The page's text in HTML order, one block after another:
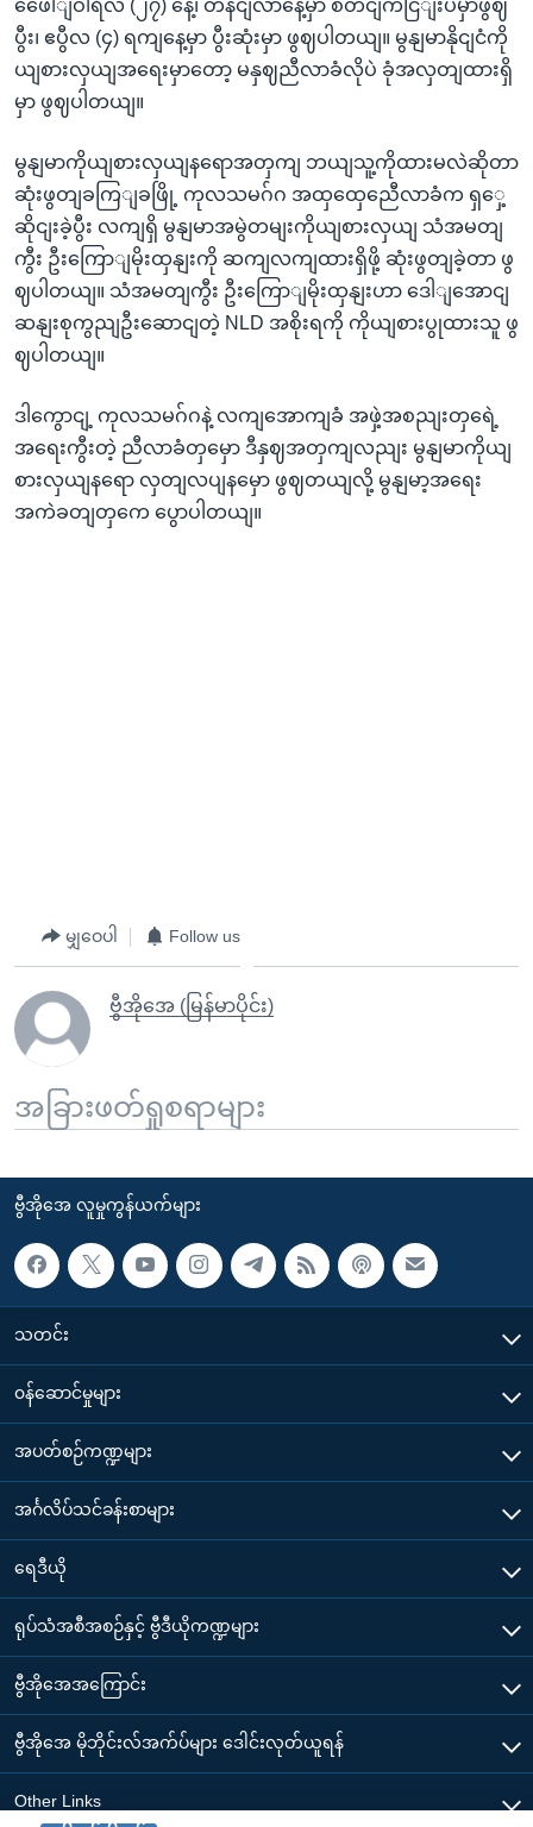
ဖေေါျဝါရီလ (၂၇) နေ့၊ တနငျ်လာနေ့မှာ စတငျကငြျးပမှာဖွဈ
ပွီး၊ ဧပွီလ (၄) ရကျနေ့မှာ ပွီးဆုံးမှာ ဖွဈပါတယျ။ မွနျမာနိုငျငံကို
ယျစားလှယျအရေးမှာတော့ မနှဈညီလာခံလိုပဲ ခုံအလှတျထားရှိ
မှာ ဖွဈပါတယျ။
မွနျမာကိုယျစားလှယျနရောအတှကျ ဘယျသူ့ကိုထားမလဲဆိုတာ
ဆုံးဖွတျခကြျခဖြို့ ကုလသမဂ်ဂ အထှထှေညေီလာခံက ရှှေ့
ဆိုငျးခဲ့ပွီး လကျရှိ မွနျမာအမွဲတမျးကိုယျစားလှယျ သံအမတျ
ကွီး ဦးကြောျမိုးထှနျးကို ဆကျလကျထားရှိဖို့ ဆုံးဖွတျခဲ့တာ ဖွ
ဈပါတယျ။ သံအမတျကွီး ဦးကြောျမိုးထှနျးဟာ ဒေါျအောငျ
ဆနျးစုကွညျဦးဆောငျတဲ့ NLD အစိုးရကို ကိုယျစားပွုထားသူ ဖွ
ဈပါတယျ။
ဒါကွောငျ့ ကုလသမဂ်ဂနဲ့ လကျအောကျခံ အဖှဲ့အစညျးတှရေဲ့
အရေးကွီးတဲ့ ညီလာခံတှမှော ဒီနှဈအတှကျလညျး မွနျမာကိုယျ
စားလှယျနရော လှတျလပျနမှော ဖွဈတယျလို့ မွနျမာ့အရေး
အကဲခတျတှကေ ပွောပါတယျ။
မျှဝေပါ Follow us
ဗွီအိုအေ (မြန်မာပိုင်း)
အခြားဖတ်ရှုစရာများ
ဗွီအိုအေ လူမှုကွန်ယက်များ
သတင်း
၀န်ဆောင်မှုများ
အပတ်စဉ်ကဏ္ဍများ
အင်္ဂလိပ်သင်ခန်းစာများ
ရေဒီယို
ရုပ်သံအစီအစဉ်နှင့် ဗွီဒီယိုကဏ္ဍများ
ဗွီအိုအေအကြောင်း
ဗွီအိုအေ မိုဘိုင်းလ်အက်ပ်များ ဒေါင်းလုတ်ယူရန်
Other Links